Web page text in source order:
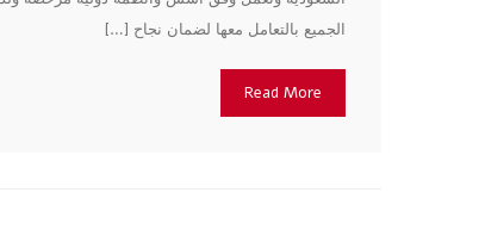
الجميع بالتعامل معها لضمان نجاح […]
Read More